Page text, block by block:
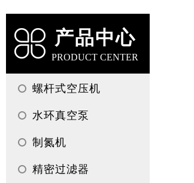
产品中心
PRODUCT CENTER
螺杆式空压机
水环真空泵
制氮机
精密过滤器